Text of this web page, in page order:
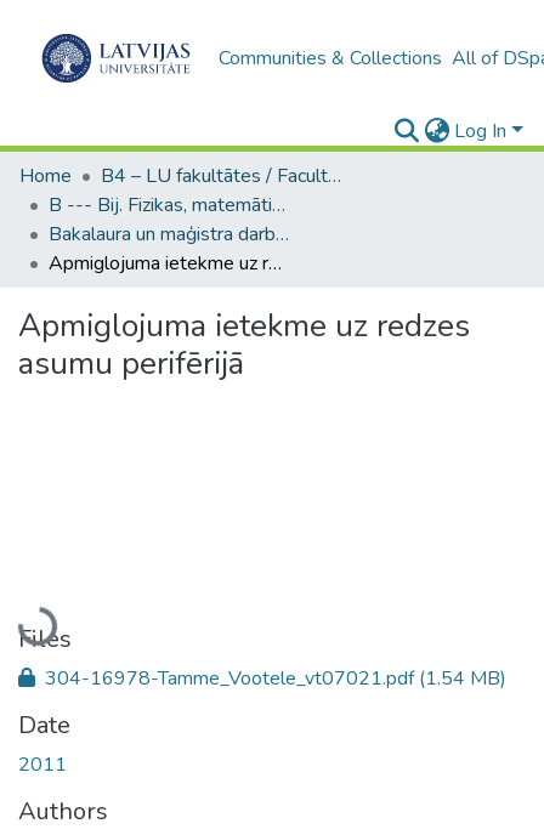
Communities & Collections All of
Log In
Home
B4 – LU fakultātes / Faculties of the UL
B --- Bij. Fizikas, matemātikas un optometrijas fakultātes studentu noslēguma darbi / Faculty of Physics, Mathematics and Optometry - Graduate works
Bakalaura un maģistra darbi (FMOF) / Bachelor's and Master's theses
Apmiglojuma ietekme uz redzes asumu perifērijā
Apmiglojuma ietekme uz redzes
asumu perifērijā
Loading...
Files
304-16978-Tamme_Vootele_vt07021.pdf(1.54 MB)
Date
2011
Authors